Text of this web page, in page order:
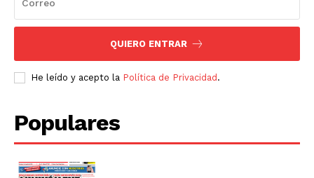
QUIERO ENTRAR
He leído y acepto la Política de Privacidad.
Populares